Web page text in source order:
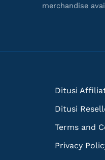
merchandise
Ditusi
Ditusi
Terms and
Privacy